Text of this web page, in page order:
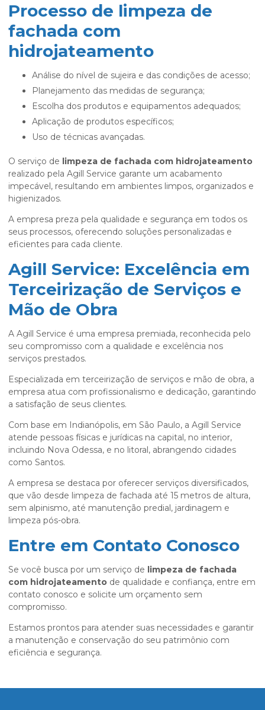
Processo de limpeza de
fachada com
hidrojateamento
Análise do nível de sujeira e das condições de acesso;
Planejamento das medidas de segurança;
Escolha dos produtos e equipamentos adequados;
Aplicação de produtos específicos;
Uso de técnicas avançadas.
O serviço de limpeza de fachada com hidrojateamento
realizado pela Agill Service garante um acabamento
impecável, resultando em ambientes limpos, organizados e
higienizados.
A empresa preza pela qualidade e segurança em todos os
seus processos, oferecendo soluções personalizadas e
eficientes para cada cliente.
Agill Service: Excelência em
Terceirização de Serviços e
Mão de Obra
A Agill Service é uma empresa premiada, reconhecida pelo
seu compromisso com a qualidade e excelência nos
serviços prestados.
Especializada em terceirização de serviços e mão de obra, a
empresa atua com profissionalismo e dedicação, garantindo
a satisfação de seus clientes.
Com base em Indianópolis, em São Paulo, a Agill Service
atende pessoas físicas e jurídicas na capital, no interior,
incluindo Nova Odessa, e no litoral, abrangendo cidades
como Santos.
A empresa se destaca por oferecer serviços diversificados,
que vão desde limpeza de fachada até 15 metros de altura,
sem alpinismo, até manutenção predial, jardinagem e
limpeza pós-obra.
Entre em Contato Conosco
Se você busca por um serviço de limpeza de fachada
com hidrojateamento de qualidade e confiança, entre em
contato conosco e solicite um orçamento sem
compromisso.
Estamos prontos para atender suas necessidades e garantir
a manutenção e conservação do seu patrimônio com
eficiência e segurança.